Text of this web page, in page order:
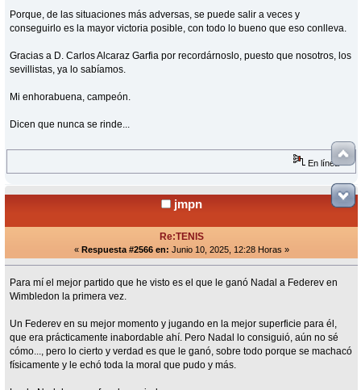
Porque, de las situaciones más adversas, se puede salir a veces y
conseguirlo es la mayor victoria posible, con todo lo bueno que eso conlleva.
Gracias a D. Carlos Alcaraz Garfia por recordárnoslo, puesto que nosotros, los
sevillistas, ya lo sabíamos.
Mi enhorabuena, campeón.
Dicen que nunca se rinde...
En línea
jmpn
Re:TENIS
« Respuesta #2566 en: Junio 10, 2025, 12:28 Horas »
Para mí el mejor partido que he visto es el que le ganó Nadal a Federev en
Wimbledon la primera vez.
Un Federev en su mejor momento y jugando en la mejor superficie para él,
que era prácticamente inabordable ahí. Pero Nadal lo consiguió, aún no sé
cómo..., pero lo cierto y verdad es que le ganó, sobre todo porque se machacó
físicamente y le echó toda la moral que pudo y más.